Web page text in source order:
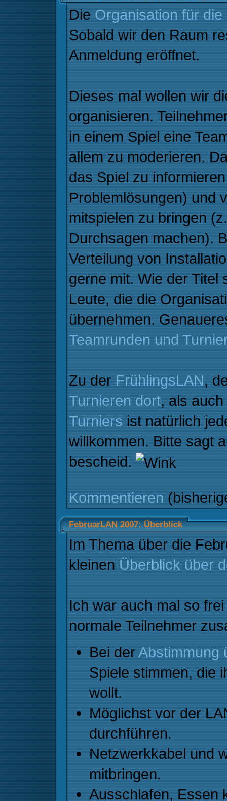
Die Organisation für
Sobald wir den Raum
Anmeldung eröffnet.
Dieses mal wollen wir
organisieren.
in einem Spiel eine
allem zu moderieren.
das Spiel zu
Problemlösungen) und
mitspielen zu bringen
Durchsagen machen).
Verteilung von
gerne mit. Wie der Titel
Leute, die die
übernehmen.
Teamrunden und
Zu der FrühlingsLAN,
Turnieren dort, als
Turniers ist natürlich
willkommen. Bitte sagt
bescheid.
Kommentieren
FebruarLAN 2007: Überblick
Im Thema über die
kleinen Überblick über
Ich war auch mal so
normale Teilnehmer
Bei derAbstimmung
Spiele stimmen, die
wollt.
Möglichst vor der
durchführen.
Netzwerkkabel und
mitbringen.
Ausschlafen, Essen